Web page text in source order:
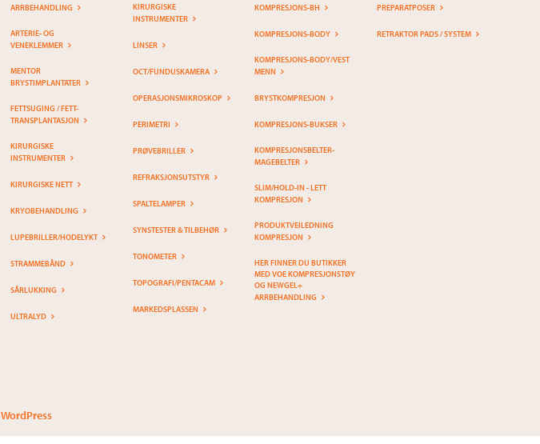
ARRBEHANDLING
ARTERIE- OG
VENEKLEMMER
MENTOR
BRYSTIMPLANTATER
FETTSUGING / FETT-
TRANSPLANTASJON
KIRURGISKE
INSTRUMENTER
KIRURGISKE NETT
KRYOBEHANDLING
LUPEBRILLER/HODELYKT
STRAMMEBÅND
SÅRLUKKING
ULTRALYD
KIRURGISKE
INSTRUMENTER
LINSER
OCT/FUNDUSKAMERA
OPERASJONSMIKROSKOP
PERIMETRI
PRØVEBRILLER
REFRAKSJONSUTSTYR
SPALTELAMPER
SYNSTESTER & TILBEHØR
TONOMETER
TOPOGRAFI/PENTACAM
MARKEDSPLASSEN
KOMPRESJONS-BH
KOMPRESJONS-BODY
KOMPRESJONS-BODY/VEST
MENN
BRYSTKOMPRESJON
KOMPRESJONS-BUKSER
KOMPRESJONSBELTER-
MAGEBELTER
SLIM/HOLD-IN - LETT
KOMPRESJON
PRODUKTVEILEDNING
KOMPRESJON
HER FINNER DU BUTIKKER
MED VOE KOMPRESJONSTØY
OG NEWGEL+
ARRBEHANDLING
PREPARATPOSER
RETRAKTOR PADS / SYSTEM
WordPress